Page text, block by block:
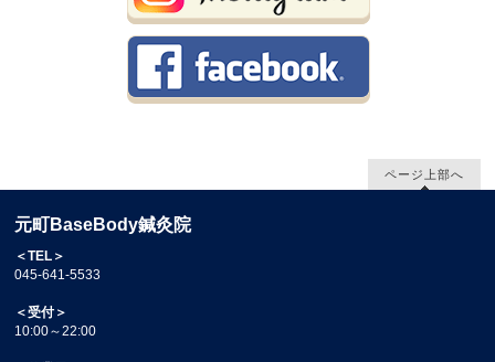
ページ上部へ
元町BaseBody鍼灸院
＜TEL＞
045-641-5533
＜受付＞
10:00～22:00